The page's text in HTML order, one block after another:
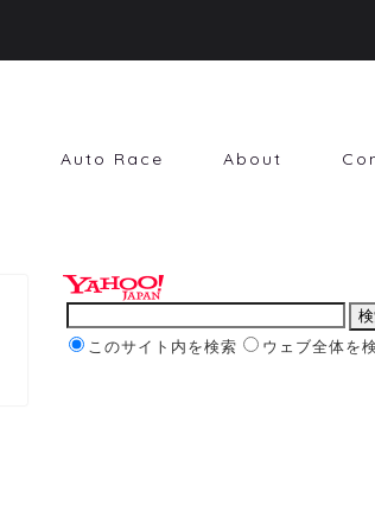
Auto Race About
このサイト内を検索 ウェブ全体を